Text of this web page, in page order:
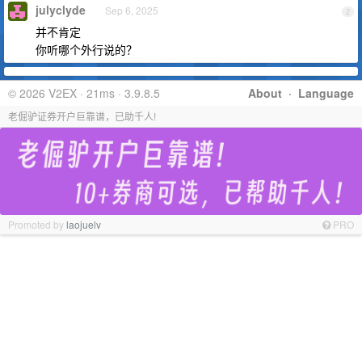
2
julyclyde Sep 6, 2025
并不肯定
你听哪个外行说的？
About · Language
© 2026 V2EX · 21ms · 3.9.8.5
老倔驴证券开户巨靠谱，已助千人!
Promoted bylaojuelv PRO